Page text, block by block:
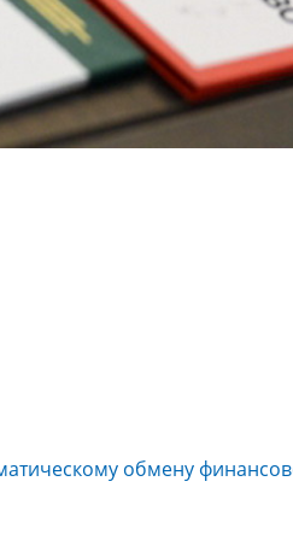
обмену